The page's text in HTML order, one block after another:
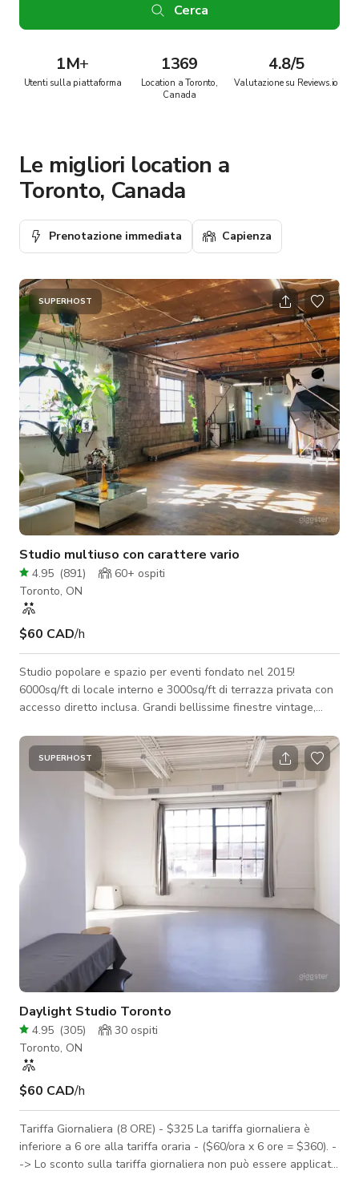
Cerca
1M+
Utenti sulla piattaforma
1369
Location a Toronto,
Canada
4.8/5
Valutazione su Reviews.io
Le migliori location a
Toronto, Canada
Prenotazione immediata Capienza
SUPERHOST
Studio multiuso con carattere vario
4.95 (891) 60+ ospiti
Toronto, ON
$60 CAD/h
Studio popolare e spazio per eventi fondato nel 2015!
6000sq/ft di locale interno e 3000sq/ft di terrazza privata con
accesso diretto inclusa. Grandi bellissime finestre vintage,
intima con colori controllabili e funzioni dimmerabili... Come
mostrato nella nostra sezione foto, lo spazio è completamente
arredato con grandi divani moderni in pelle, una straordinaria
collezione di piante tropicali, bellissime opere d'arte, molti
SUPERHOST
Daylight Studio Toronto
4.95 (305) 30 ospiti
Toronto, ON
$60 CAD/h
Tariffa Giornaliera (8 ORE) - $325 La tariffa giornaliera è
inferiore a 6 ore alla tariffa oraria - ($60/ora x 6 ore = $360). -
-> Lo sconto sulla tariffa giornaliera non può essere applicato